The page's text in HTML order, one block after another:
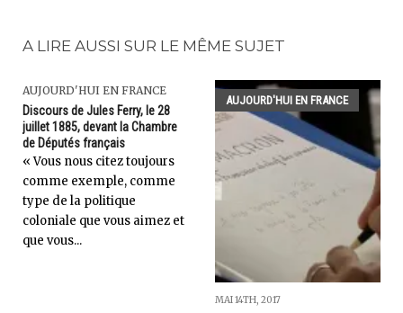
A LIRE AUSSI SUR LE MÊME SUJET
AUJOURD'HUI EN FRANCE
Discours de Jules Ferry, le 28
juillet 1885, devant la Chambre
de Députés français
« Vous nous citez toujours
comme exemple, comme
type de la politique
coloniale que vous aimez et
que vous...
AUJOURD'HUI EN FRANCE
MAI 14TH, 2017